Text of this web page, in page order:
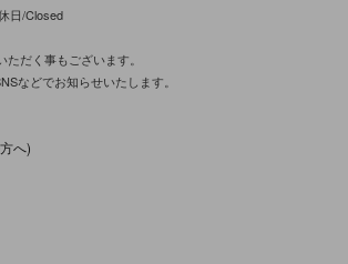
日/Closed
だく事もございます。
などでお知らせいたします。
へ)